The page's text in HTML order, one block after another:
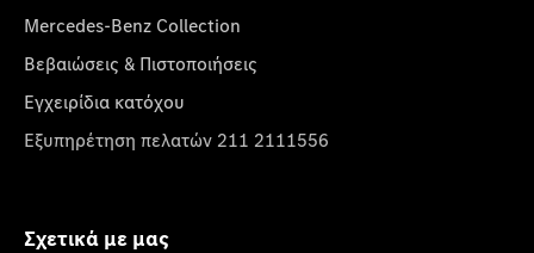
Mercedes-Benz Collection
Βεβαιώσεις & Πιστοποιήσεις
Εγχειρίδια κατόχου
Εξυπηρέτηση πελατών 211 2111556
Σχετικά με μας